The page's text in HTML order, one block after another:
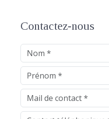
Contactez-nous